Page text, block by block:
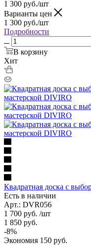
1 300 руб./шт
Варианты цен
1 300 руб./шт
Подробности
В корзину
Хит
Квадратная доска с
Есть в наличии
Арт.: DVR056
1 700 руб. /шт
1 850 руб.
-8%
Экономия 150 руб.